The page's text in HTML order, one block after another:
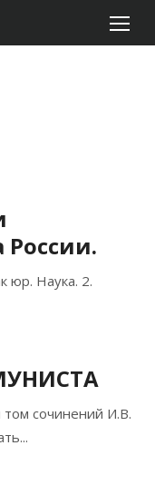
России.
юр. Наука. 2.
том сочинений И.В.